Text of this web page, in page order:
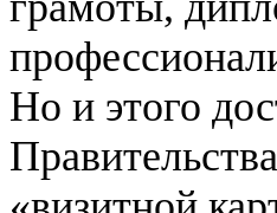
Но и этого